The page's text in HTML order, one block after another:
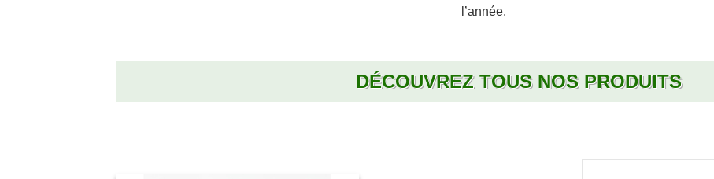
l’année.
DÉCOUVREZ TOUS NOS PRODUITS